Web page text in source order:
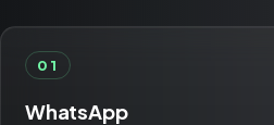
01
WhatsApp